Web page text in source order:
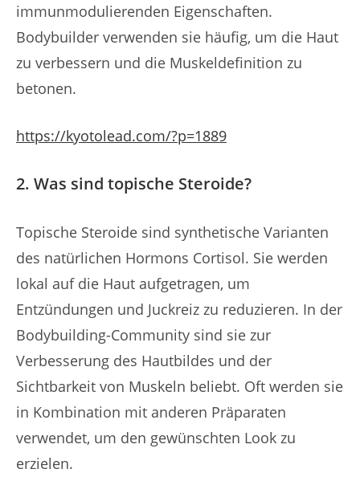
immunmodulierenden Eigenschaften.
Bodybuilder verwenden sie häufig, um die Haut
zu verbessern und die Muskeldefinition zu
betonen.
https://kyotolead.com/?p=1889
2. Was sind topische Steroide?
Topische Steroide sind synthetische Varianten
des natürlichen Hormons Cortisol. Sie werden
lokal auf die Haut aufgetragen, um
Entzündungen und Juckreiz zu reduzieren. In der
Bodybuilding-Community sind sie zur
Verbesserung des Hautbildes und der
Sichtbarkeit von Muskeln beliebt. Oft werden sie
in Kombination mit anderen Präparaten
verwendet, um den gewünschten Look zu
erzielen.